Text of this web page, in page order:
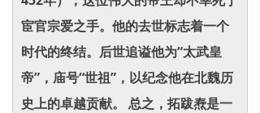
宦官宗爱之手。他的去世标志着一个
时代的终结。后世追谥他为“太武皇
帝”，庙号“世祖”，以纪念他在北魏历
史上的卓越贡献。 总之，拓跋焘是一